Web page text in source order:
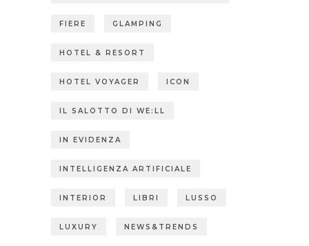
FIERE GLAMPING
HOTEL & RESORT
HOTEL VOYAGER ICON
IL SALOTTO DI WE:LL
IN EVIDENZA
INTELLIGENZA ARTIFICIALE
INTERIOR LIBRI LUSSO
LUXURY NEWS&TRENDS